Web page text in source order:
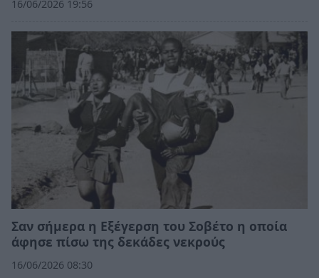
16/06/2026 19:56
Σαν σήμερα η Εξέγερση του Σοβέτο η οποία
άφησε πίσω της δεκάδες νεκρούς
16/06/2026 08:30